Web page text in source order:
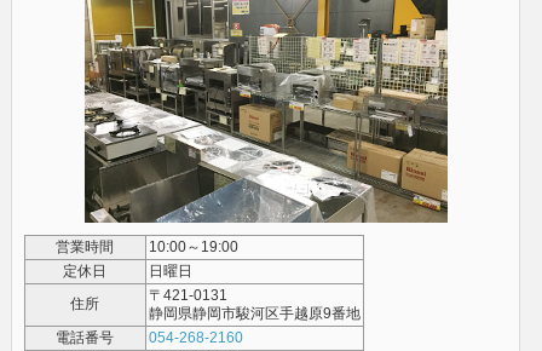
営業時間
10:00～19:00
定休日
日曜日
住所
〒421-0131
静岡県静岡市駿河区手越原9番地
電話番号
054-268-2160